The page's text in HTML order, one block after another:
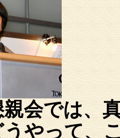
会では、
やって、